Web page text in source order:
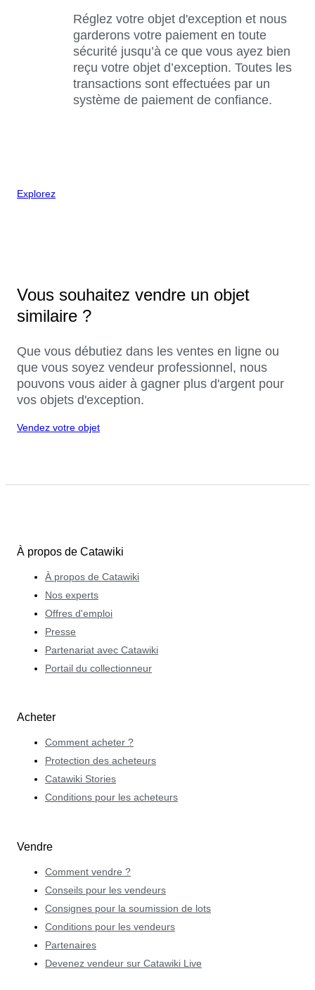
Réglez votre objet d'exception et nous
garderons votre paiement en toute
sécurité jusqu’à ce que vous ayez bien
reçu votre objet d’exception. Toutes les
transactions sont effectuées par un
système de paiement de confiance.
Explorez
Vous souhaitez vendre un objet
similaire ?
Que vous débutiez dans les ventes en ligne ou
que vous soyez vendeur professionnel, nous
pouvons vous aider à gagner plus d'argent pour
vos objets d'exception.
Vendez votre objet
À propos de Catawiki
À propos de Catawiki
Nos experts
Offres d'emploi
Presse
Partenariat avec Catawiki
Portail du collectionneur
Acheter
Comment acheter ?
Protection des acheteurs
Catawiki Stories
Conditions pour les acheteurs
Vendre
Comment vendre ?
Conseils pour les vendeurs
Consignes pour la soumission de lots
Conditions pour les vendeurs
Partenaires
Devenez vendeur sur Catawiki Live